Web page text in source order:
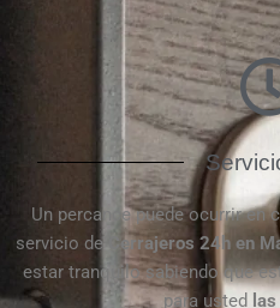
Un percance puede ocurrir en
servicio de
Cerrajeros 24h en
estar tranquilo sabiendo que
para usted